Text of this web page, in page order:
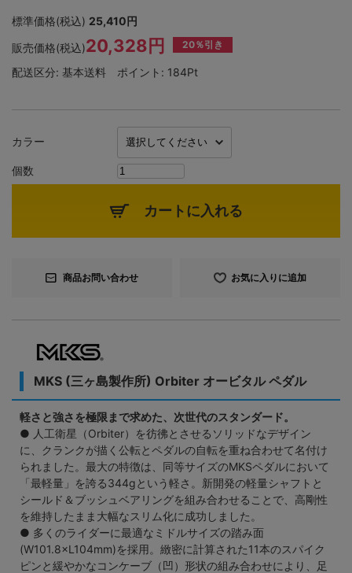
標準価格(税込) 25,410円
販売価格(税込)20,328円 20％引き
配送区分: 基本送料 ポイント: 184Pt
カラー
個数
カートに入れる
商品お問い合わせ お気に入りに追加
MKS (三ヶ島製作所) Orbiter オービタル ペダル
軽さと強さを極限まで求めた、次世代のスタンダード。
● 人工衛星（Orbiter）を彷彿とさせるソリッドなデザイン
に、クランクが描く公転とペダルの自転を重ね合わせて名付け
られました。最大の特徴は、同等サイズのMKSペダルにおいて
「最軽量」を誇る344gという軽さ。新開発の軽量シャフトと
シールド＆ブッシュベアリングを組み合わせることで、高剛性
を維持したまま大幅なスリム化に成功しました。
● 多くのライダーに最適なミドルサイズの踏み面
(W101.8×L104mm)を採用。緻密に計算された11本のスパイク
ピンと緩やかなコンケーブ（凹）形状の組み合わせにより、足